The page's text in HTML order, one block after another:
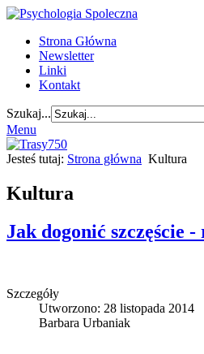
Strona Główna
Newsletter
Linki
Kontakt
Szukaj...
Menu
Jesteś tutaj: Strona główna Kultura
Kultura
Jak dogonić szczęście -
Szczegóły
Utworzono: 28 listopada 2014
Barbara Urbaniak